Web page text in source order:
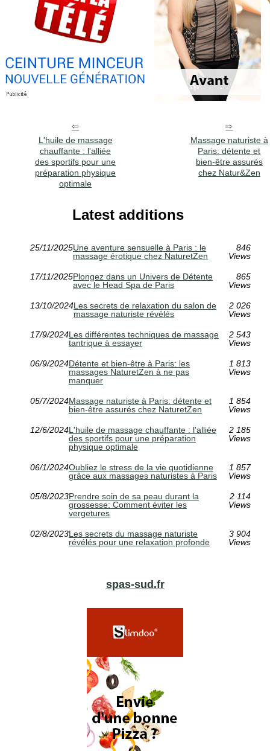
L'huile de massage
chauffante : l'alliée
des sportifs pour une
préparation physique
optimale
Massage naturiste à
Paris: détente et
bien-être assurés
chez Natur&Zen
Latest additions
25/11/2025Une aventure sensuelle à Paris : le
massage érotique chez NaturetZen
846
Views
17/11/2025Plongez dans un Univers de Détente
avec le Head Spa de Paris
865
Views
13/10/2024Les secrets de relaxation du salon de
massage naturiste révélés
2 026
Views
17/9/2024Les différentes techniques de massage
tantrique à essayer
2 543
Views
06/9/2024Détente et bien-être à Paris: les
massages NaturetZen à ne pas
manquer
1 813
Views
05/7/2024Massage naturiste à Paris: détente et
bien-être assurés chez NaturetZen
1 854
Views
12/6/2024L'huile de massage chauffante : l'alliée
des sportifs pour une préparation
physique optimale
2 185
Views
06/1/2024Oubliez le stress de la vie quotidienne
grâce aux massages naturistes à Paris
1 857
Views
05/8/2023Prendre soin de sa peau durant la
grossesse: Comment éviter les
vergetures
2 114
Views
02/8/2023Les secrets du massage naturiste
révélés pour une relaxation profonde
3 904
Views
spas-sud.fr